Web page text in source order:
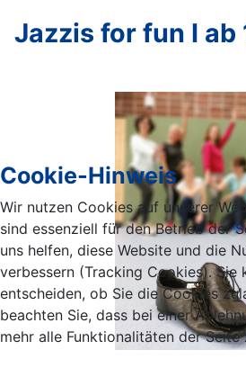
Jazzis for fun I ab
Cookie-Hinweis
Wir nutzen Cookies auf unserer
sind essenziell für den Betrieb der
uns helfen, diese Website und die
verbessern (Tracking Cookies). Sie
entscheiden, ob Sie die Cookies
beachten Sie, dass bei einer
mehr alle Funktionalitäten der